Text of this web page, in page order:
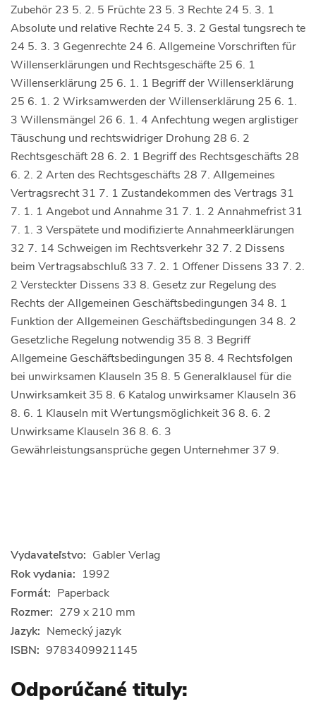
Zubehör 23 5. 2. 5 Früchte 23 5. 3 Rechte 24 5. 3. 1
Absolute und relative Rechte 24 5. 3. 2 Gestal tungsrech te
24 5. 3. 3 Gegenrechte 24 6. Allgemeine Vorschriften für
Willenserklärungen und Rechtsgeschäfte 25 6. 1
Willenserklärung 25 6. 1. 1 Begriff der Willenserklärung
25 6. 1. 2 Wirksamwerden der Willenserklärung 25 6. 1.
3 Willensmängel 26 6. 1. 4 Anfechtung wegen arglistiger
Täuschung und rechtswidriger Drohung 28 6. 2
Rechtsgeschäft 28 6. 2. 1 Begriff des Rechtsgeschäfts 28
6. 2. 2 Arten des Rechtsgeschäfts 28 7. Allgemeines
Vertragsrecht 31 7. 1 Zustandekommen des Vertrags 31
7. 1. 1 Angebot und Annahme 31 7. 1. 2 Annahmefrist 31
7. 1. 3 Verspätete und modifizierte Annahmeerklärungen
32 7. 14 Schweigen im Rechtsverkehr 32 7. 2 Dissens
beim Vertragsabschluß 33 7. 2. 1 Offener Dissens 33 7. 2.
2 Versteckter Dissens 33 8. Gesetz zur Regelung des
Rechts der Allgemeinen Geschäftsbedingungen 34 8. 1
Funktion der Allgemeinen Geschäftsbedingungen 34 8. 2
Gesetzliche Regelung notwendig 35 8. 3 Begriff
Allgemeine Geschäftsbedingungen 35 8. 4 Rechtsfolgen
bei unwirksamen Klauseln 35 8. 5 Generalklausel für die
Unwirksamkeit 35 8. 6 Katalog unwirksamer Klauseln 36
8. 6. 1 Klauseln mit Wertungsmöglichkeit 36 8. 6. 2
Unwirksame Klauseln 36 8. 6. 3
Gewährleistungsansprüche gegen Unternehmer 37 9.
Vydavateľstvo: Gabler Verlag
Rok vydania: 1992
Formát: Paperback
Rozmer: 279 x 210 mm
Jazyk: Nemecký jazyk
ISBN: 9783409921145
Odporúčané tituly: